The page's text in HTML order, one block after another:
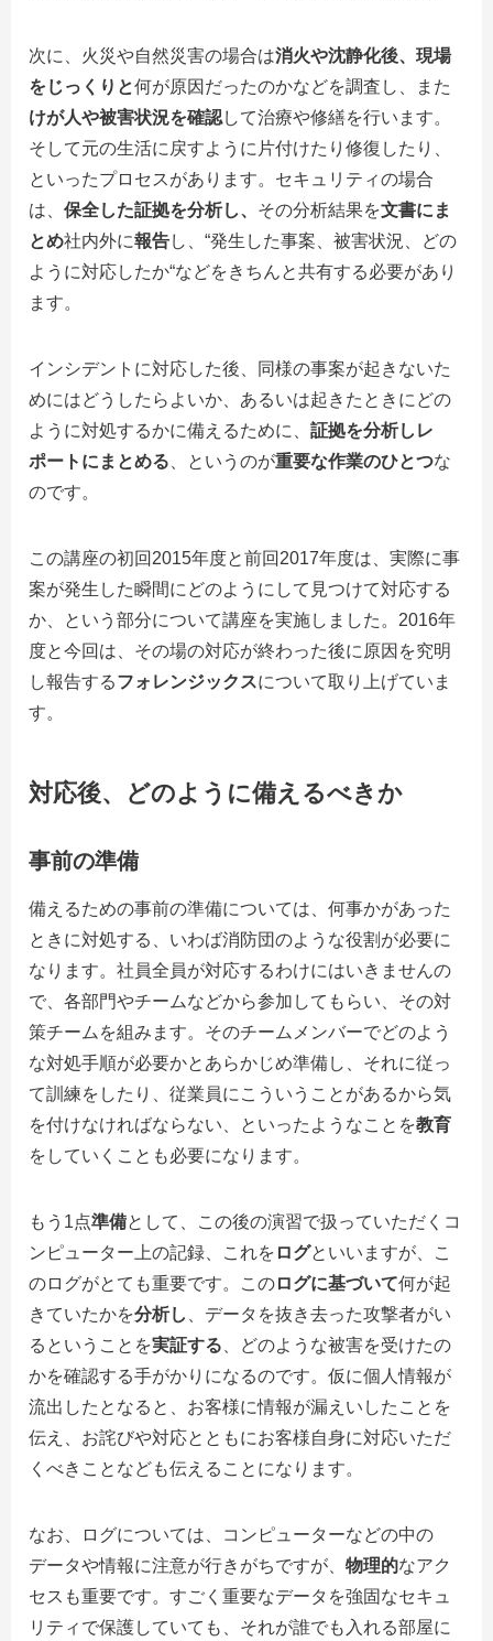
次に、火災や自然災害の場合は消火や沈静化後、現場
をじっくりと何が原因だったのかなどを調査し、また
けが人や被害状況を確認して治療や修繕を行います。
そして元の生活に戻すように片付けたり修復したり、
といったプロセスがあります。セキュリティの場合
は、 保全した証拠を分析し、 その分析結果を文書にま
とめ社内外に報告し、“発生した事案、被害状況、どの
ように対応したか“などをきちんと共有する必要があり
ます。
インシデントに対応した後、同様の事案が起きないた
めにはどうしたらよいか、あるいは起きたときにどの
ように対処するかに備えるために、 証拠を分析しレ
ポートにまとめる 、というのが重要な作業のひとつな
のです。
この講座の初回 2015年度と前回 2017年度は、実際に事
案が発生した瞬間にどのようにして見つけて対応する
か、という部分について講座を実施しました。2016年
度と今回は、その場の対応が終わった後に原因を究明
し報告するフォレンジックスについて取り上げていま
す。
対応後、どのように備えるべきか
事前の準備
備えるための事前の準備については、何事かがあった
ときに対処する、いわば消防団のような役割が必要に
なります。社員全員が対応するわけにはいきませんの
で、各部門やチームなどから参加してもらい、その対
策チームを組みます。そのチームメンバーでどのよう
な対処手順が必要かとあらかじめ準備し、それに従っ
て訓練をしたり、従業員にこういうことがあるから気
を付けなければならない、といったようなことを教育
をしていくことも必要になります。
もう1点準備として、この後の演習で扱っていただくコ
ンピューター上の記録、これを ログといいますが、こ
のログがとても重要です。このログに基づいて何が起
きていたかを分析し
、データを抜き去った攻撃者がい
るということを実証する 、どのような被害を受けたの
かを確認する手がかりになるのです。仮に個人情報が
流出したとなると、お客様に情報が漏えいしたことを
伝え、お詫びや対応とともにお客様自身に対応いただ
くべきことなども伝えることになります。
なお、ログについては、コンピューターなどの中の
データや情報に注意が行きがちですが、 物理的なアク
セスも重要です。すごく重要なデータを強固なセキュ
リティで保護していても、それが誰でも入れる部屋に